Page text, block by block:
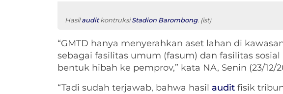
HasilauditkontruksiStadion Barombong. (ist)
“GMTD hanya menyerahkan aset lahan di
sebagai fasilitas umum (fasum) dan fasilitas sosial
bentuk hibah ke pemprov,” kata NA, Senin (23/12/
“Tadi sudah terjawab, bahwa hasil audit fisik